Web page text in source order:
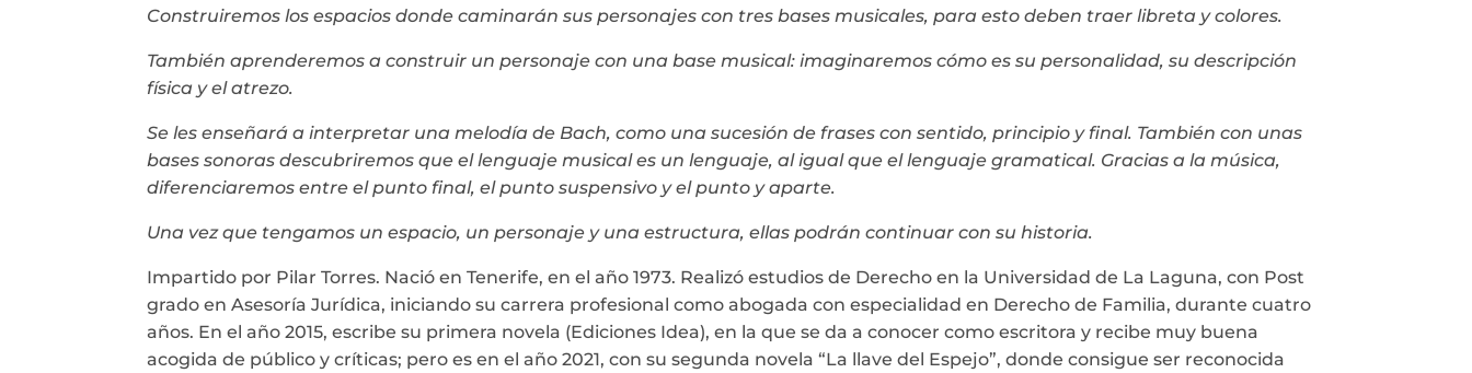
Construiremos los espacios donde caminarán sus personajes con tres bases musicales, para esto deben traer libreta y colores.
También aprenderemos a construir un personaje con una base musical: imaginaremos cómo es su personalidad, su descripción
física y el atrezo.
Se les enseñará a interpretar una melodía de Bach, como una sucesión de frases con sentido, principio y final. También con unas
bases sonoras descubriremos que el lenguaje musical es un lenguaje, al igual que el lenguaje gramatical. Gracias a la música,
diferenciaremos entre el punto final, el punto suspensivo y el punto y aparte.
Una vez que tengamos un espacio, un personaje y una estructura, ellas podrán continuar con su historia.
Impartido por Pilar Torres. Nació en Tenerife, en el año 1973. Realizó estudios de Derecho en la Universidad de La Laguna, con Post
grado en Asesoría Jurídica, iniciando su carrera profesional como abogada con especialidad en Derecho de Familia, durante cuatro
años. En el año 2015, escribe su primera novela (Ediciones Idea), en la que se da a conocer como escritora y recibe muy buena
acogida de público y críticas; pero es en el año 2021, con su segunda novela “La llave del Espejo”, donde consigue ser reconocida